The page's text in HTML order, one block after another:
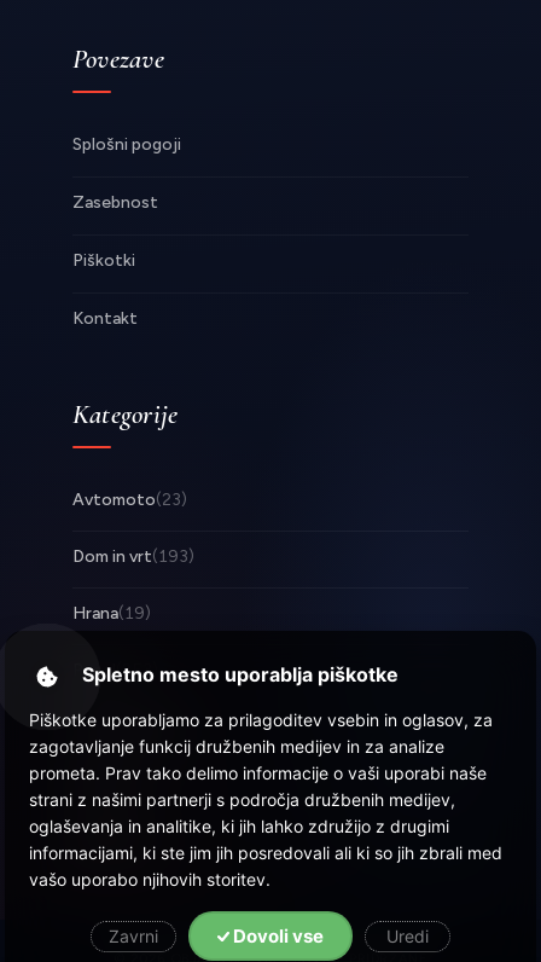
Povezave
Splošni pogoji
Zasebnost
Piškotki
Kontakt
Kategorije
Avtomoto(23)
Dom in vrt(193)
Hrana(19)
Posel(253)
Tehnologija(17)
Zabava(58)
Zdravje(22)
Spletno mesto uporablja piškotke
Piškotke uporabljamo za prilagoditev vsebin in oglasov, za
zagotavljanje funkcij družbenih medijev in za analize
prometa. Prav tako delimo informacije o vaši uporabi naše
strani z našimi partnerji s področja družbenih medijev,
oglaševanja in analitike, ki jih lahko združijo z drugimi
informacijami, ki ste jim jih posredovali ali ki so jih zbrali med
vašo uporabo njihovih storitev.
Zavrni Dovoli vse Uredi